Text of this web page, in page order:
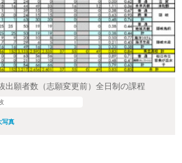
出願者数（志願変更前）全日制の課程
写真